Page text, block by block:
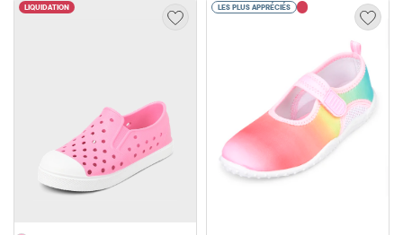
LIQUIDATION LES PLUS APPRÉCIÉS